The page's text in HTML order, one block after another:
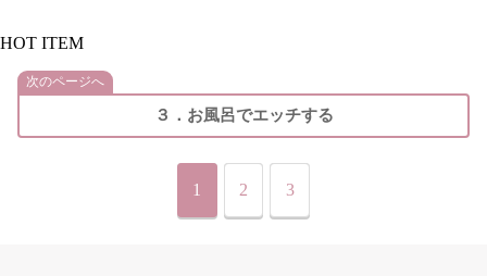
HOT ITEM
次のページへ
３．お風呂でエッチする
1 2 3